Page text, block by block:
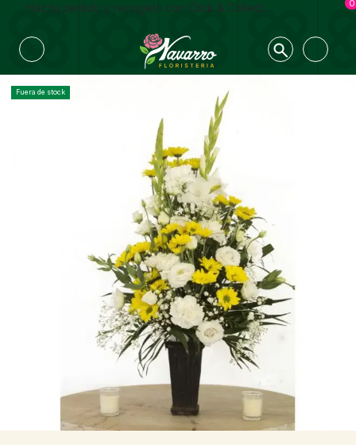
Haz tu pedido y recogelo con Click & Collect 0
Fuera de stock